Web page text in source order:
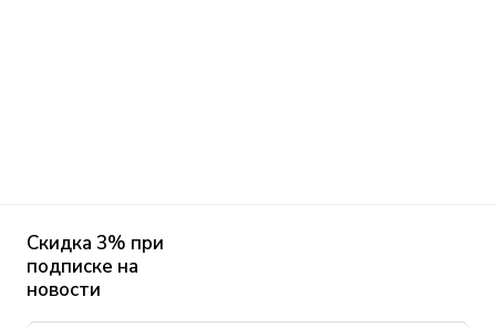
Скидка 3% при
подписке на
новости